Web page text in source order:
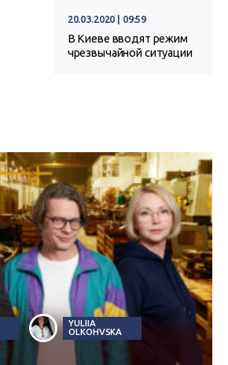
20.03.2020 | 09:59
В Киеве вводят режим
чрезвычайной ситуации
YULIIA
OLKOHVSKA